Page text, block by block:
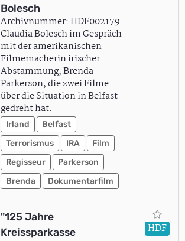
Bolesch
Archivnummer: HDF002179
Claudia Bolesch im Gespräch
mit der amerikanischen
Filmemacherin irischer
Abstammung, Brenda
Parkerson, die zwei Filme
über die Situation in Belfast
gedreht hat.
Irland
Belfast
Terrorismus
IRA
Film
Regisseur
Parkerson
Brenda
Dokumentarfilm
"125 Jahre
Kreissparkasse
HDF